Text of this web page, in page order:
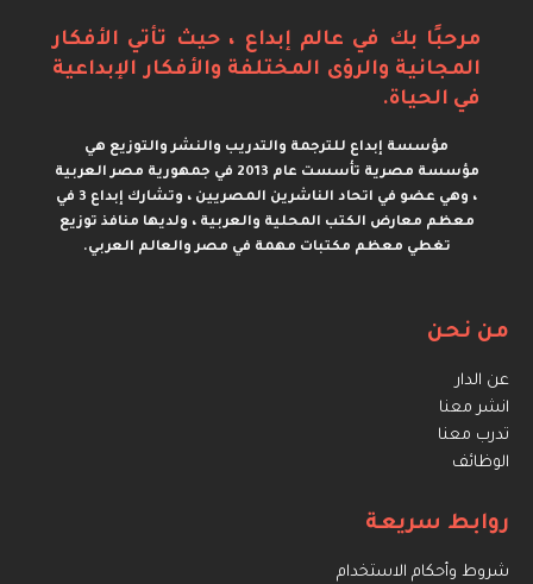
مرحبًا بك في عالم إبداع ، حيث تأتي الأفكار
المجانية والرؤى المختلفة والأفكار الإبداعية
في الحياة.
مؤسسة إبداع للترجمة والتدريب والنشر والتوزيع هي
مؤسسة مصرية تأسست عام 2013 في جمهورية مصر العربية
، وهي عضو في اتحاد الناشرين المصريين ، وتشارك إبداع 3 في
معظم معارض الكتب المحلية والعربية ، ولديها منافذ توزيع
تغطي معظم مكتبات مهمة في مصر والعالم العربي.
من نحن
عن الدار
انشر معنا
تدرب معنا
الوظائف
روابط سريعة
شروط وأحكام الاستخدام